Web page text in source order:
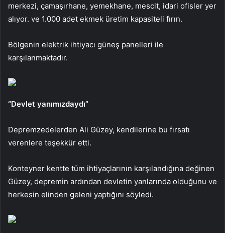
merkezi, çamaşırhane, yemekhane, mescit, idari ofisler yer
alıyor. ve 1.000 adet ekmek üretim kapasiteli fırın.
Bölgenin elektrik ihtiyacı güneş panelleri ile
karşılanmaktadır.
“Devlet yanımızdaydı”
Depremzedelerden Ali Güzey, kendilerine bu fırsatı
verenlere teşekkür etti.
Konteyner kentte tüm ihtiyaçlarının karşılandığına değinen
Güzey, depremin ardından devletin yanlarında olduğunu ve
herkesin elinden geleni yaptığını söyledi.